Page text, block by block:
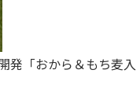
おから＆もち麦